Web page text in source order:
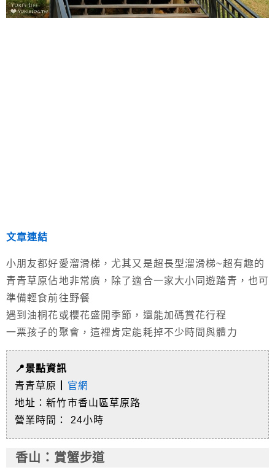
文章連結
小朋友都好愛溜滑梯，尤其又是超長型溜滑梯~超有趣的
青青草原佔地非常廣，除了適合一家大小同遊踏青，也可
準備輕食前往野餐
遇到油桐花或櫻花盛開季節，還能加碼賞花行程
一票孩子的聚會，這裡肯定能耗掉不少時間與體力
📍景點資訊
青青草原┃ 官網
地址：新竹市香山區草原路
營業時間： 24小時
香山 ：賞蟹步道